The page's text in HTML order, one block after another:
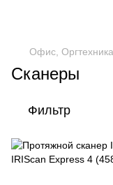
Офис, Оргтехника
Сканеры
Фильтр